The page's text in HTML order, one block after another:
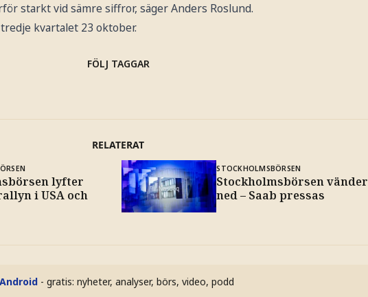
starkt vid sämre siffror, säger Anders Roslund.
kvartalet 23 oktober.
FÖLJ TAGGAR
RELATERAT
lyfter
i USA och
STOCKHOLMSBÖRSEN
Stockholmsbörsen vänder
ned – Saab pressas
- gratis: nyheter, analyser, börs, video, podd